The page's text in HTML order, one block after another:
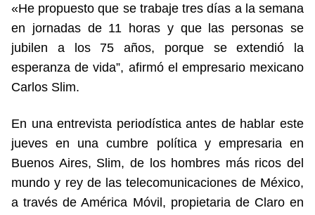
«He propuesto que se trabaje tres días a la semana
en jornadas de 11 horas y que las personas se
jubilen a los 75 años, porque se extendió la
esperanza de vida”, afirmó el empresario mexicano
Carlos Slim.
En una entrevista periodística antes de hablar este
jueves en una cumbre política y empresaria en
Buenos Aires, Slim, de los hombres más ricos del
mundo y rey de las telecomunicaciones de México,
a través de América Móvil, propietaria de Claro en